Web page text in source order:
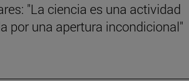
"La ciencia es una actividad
por una apertura incondicional"